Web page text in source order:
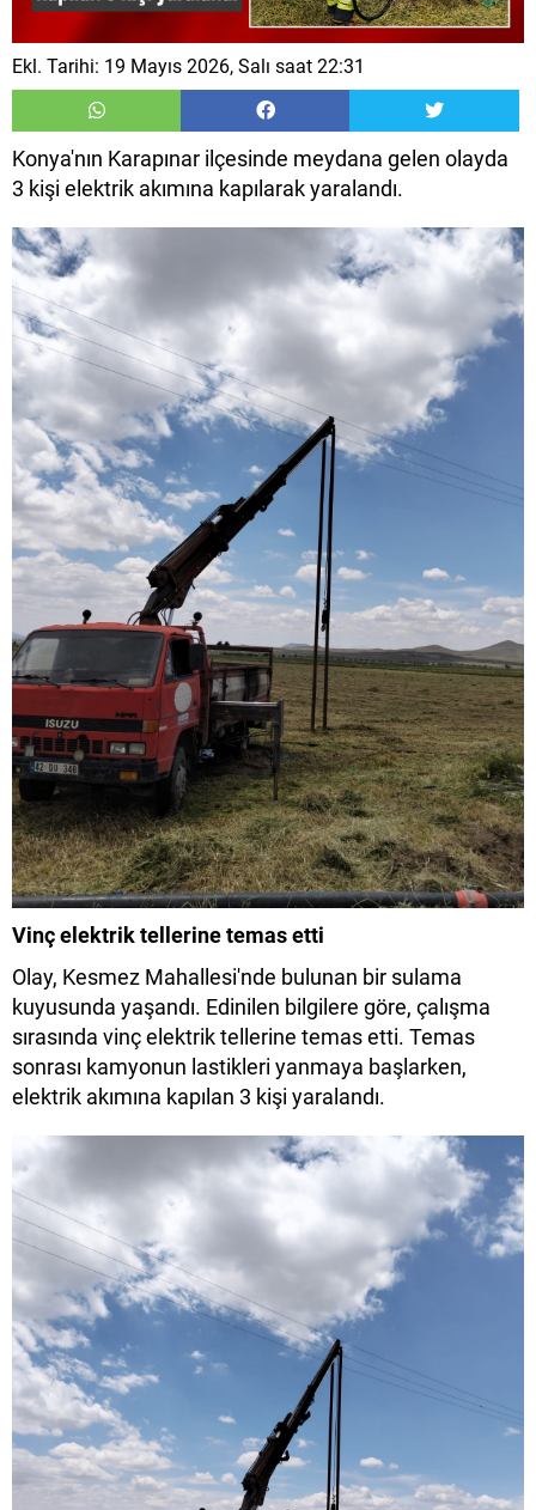
Ekl. Tarihi: 19 Mayıs 2026, Salı saat 22:31
Konya'nın Karapınar ilçesinde meydana gelen olayda
3 kişi elektrik akımına kapılarak yaralandı.
Vinç elektrik tellerine temas etti
Olay, Kesmez Mahallesi'nde bulunan bir sulama
kuyusunda yaşandı. Edinilen bilgilere göre, çalışma
sırasında vinç elektrik tellerine temas etti. Temas
sonrası kamyonun lastikleri yanmaya başlarken,
elektrik akımına kapılan 3 kişi yaralandı.